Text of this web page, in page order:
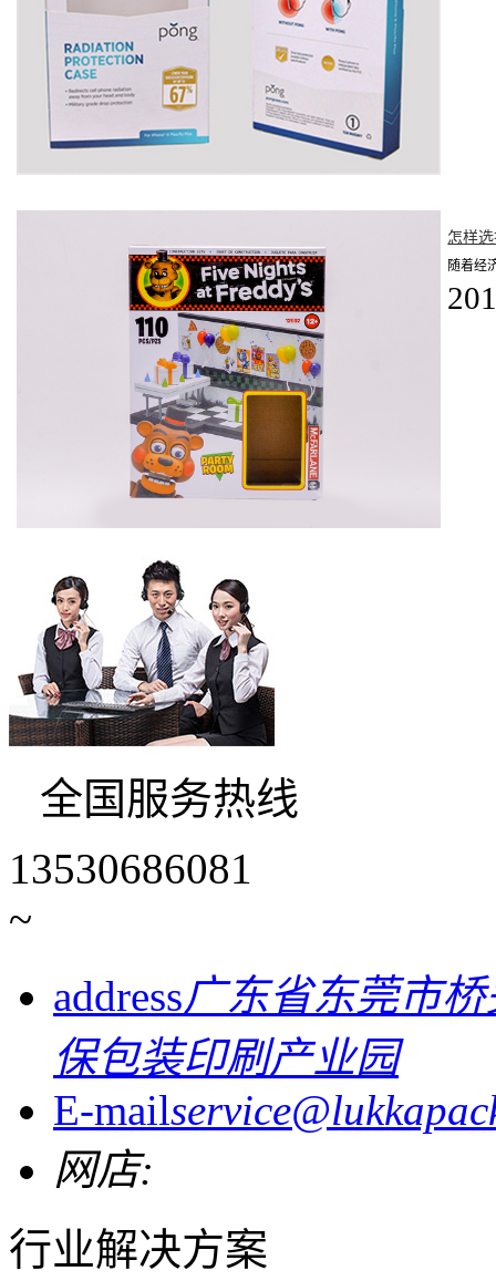
怎样
随着经
全国服务热线
13530686081
~
address广东省东莞市
保包装印刷产业园
E-mail
网店:
行业解决方案